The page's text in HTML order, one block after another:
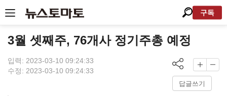
구독
3월 셋째주, 76개사 정기주총 예정
입력: 2023-03-10 09:24:33
수정: 2023-03-10 09:24:33
답글쓰기